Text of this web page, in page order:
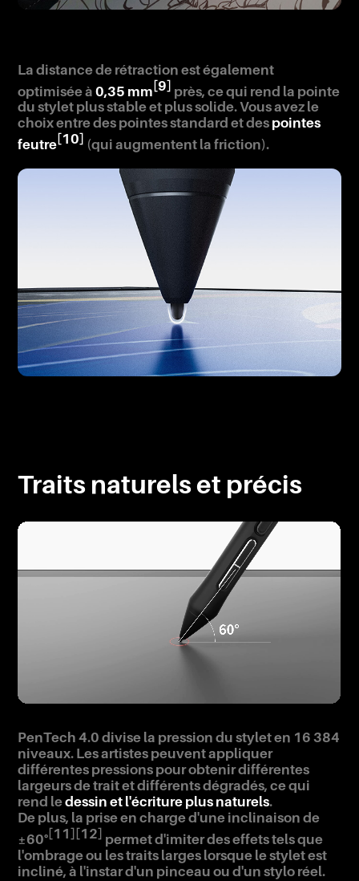
La distance de rétraction est également
optimisée à0,35 mm[9] près, ce qui rend la pointe
du stylet plus stable et plus solide. Vous avez le
choix entre des pointes standard et des pointes
feutre[10] (qui augmentent la friction).
Traits naturels et précis
PenTech 4.0 divise la pression du stylet en 16 384
niveaux. Les artistes peuvent appliquer
différentes pressions pour obtenir différentes
largeurs de trait et différents dégradés, ce qui
rend ledessin et l'écriture plus naturels.
De plus, la prise en charge d'une inclinaison de
±60°[11] [12] permet d'imiter des effets tels que
l'ombrage ou les traits larges lorsque le stylet est
incliné, à l'instar d'un pinceau ou d'un stylo réel.